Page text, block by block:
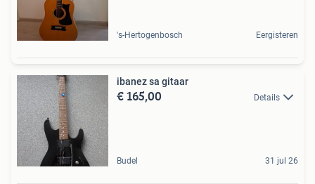
's-Hertogenbosch Eergisteren
ibanez sa gitaar
€ 165,00 Details
Budel 31 jul 26